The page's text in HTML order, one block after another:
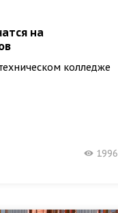
на
колледже
1996